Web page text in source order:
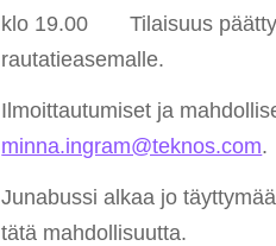
klo 19.00 Tilaisuus
rautatieasemalle.
Ilmoittautumiset ja
minna.ingram@teknos.com.
Junabussi alkaa jo
tätä mahdollisuutta.